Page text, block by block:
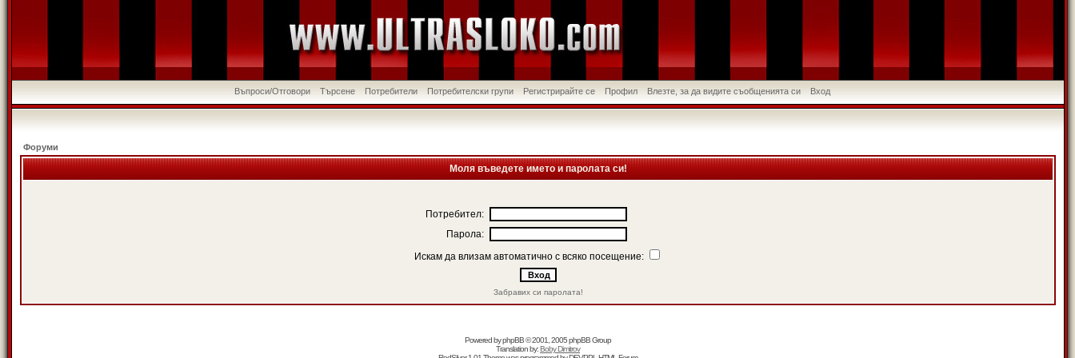
Въпроси/Отговори Търсене Потребители Потребителски групи Регистрирайте се Профил Влезте, за да видите съобщенията си Вход
Форуми
Моля въведете името и паролата си!
Потребител:
Парола:
Искам да влизам автоматично с всяко посещение:
Забравих си паролата!
Powered byphpBB© 2001, 2005 phpBB Group
Translation by:Boby Dimitrov